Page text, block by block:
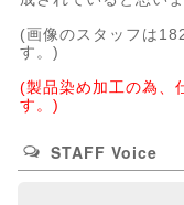
(画像のスタッフは
す。)
(製品染め加工の為、
す。)
STAFF Voice